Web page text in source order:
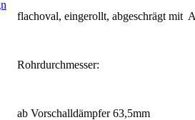
flachoval, eingerollt, abgeschrägt mit
Rohrdurchmesser:
ab Vorschalldämpfer 63,5mm